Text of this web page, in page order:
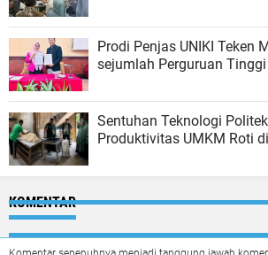
Prodi Penjas UNIKI Teken
sejumlah Perguruan
Sentuhan Teknologi
Produktivitas UMKM Roti
KOMENTAR